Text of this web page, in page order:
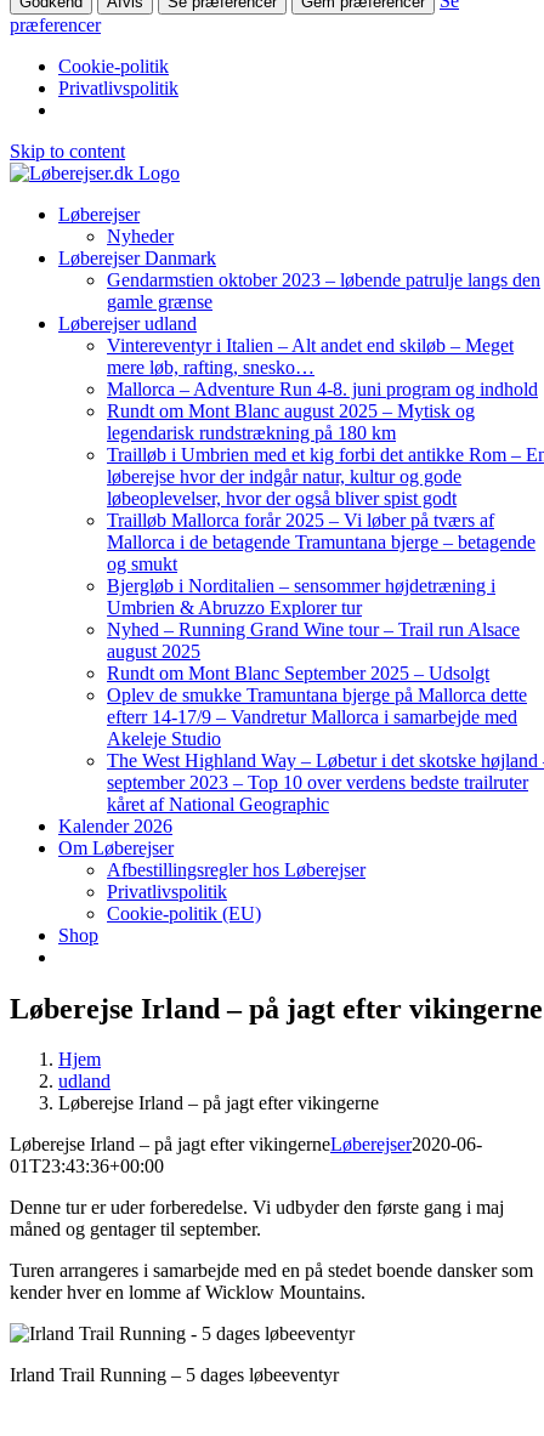
præferencer
Cookie-politik
Privatlivspolitik
Skip to content
Løberejser
Nyheder
Løberejser Danmark
Gendarmstien oktober 2023 – løbende patrulje langs den
gamle grænse
Løberejser udland
Vintereventyr i Italien – Alt andet end skiløb – Meget
mere løb, rafting, snesko…
Mallorca – Adventure Run 4-8. juni program og indhold
Rundt om Mont Blanc august 2025 – Mytisk og
legendarisk rundstrækning på 180 km
Trailløb i Umbrien med et kig forbi det antikke Rom –
løberejse hvor der indgår natur, kultur og gode
løbeoplevelser, hvor der også bliver spist godt
Trailløb Mallorca forår 2025 – Vi løber på tværs af
Mallorca i de betagende Tramuntana bjerge – betagende
og smukt
Bjergløb i Norditalien – sensommer højdetræning i
Umbrien & Abruzzo Explorer tur
Nyhed – Running Grand Wine tour – Trail run Alsace
august 2025
Rundt om Mont Blanc September 2025 – Udsolgt
Oplev de smukke Tramuntana bjerge på Mallorca dette
efterr 14-17/9 – Vandretur Mallorca i samarbejde med
Akeleje Studio
The West Highland Way – Løbetur i det skotske højland
september 2023 – Top 10 over verdens bedste trailruter
kåret af National Geographic
Kalender 2026
Om Løberejser
Afbestillingsregler hos Løberejser
Privatlivspolitik
Cookie-politik (EU)
Shop
Løberejse Irland – på jagt efter vikingerne
Hjem
udland
Løberejse Irland – på jagt efter vikingerne
Løberejse Irland – på jagt efter vikingerneLøberejser2020-06-
01T23:43:36+00:00
Denne tur er uder forberedelse. Vi udbyder den første gang i maj
måned og gentager til september.
Turen arrangeres i samarbejde med en på stedet boende dansker som
kender hver en lomme af Wicklow Mountains.
Irland Trail Running – 5 dages løbeeventyr